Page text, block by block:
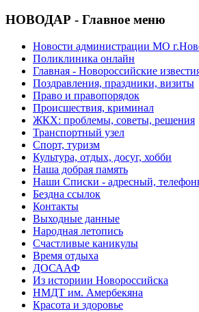
НОВОДАР - Главное меню
Новости администрации МО
Поликлиника онлайн
Главная - Новороссийские
Поздравления, праздники, визиты
Право и правопорядок
Происшествия, криминал
ЖКХ: проблемы, советы, решения
Транспортный узел
Спорт, туризм
Культура, отдых, досуг, хобби
Наша добрая память
Наши Списки - адресный,
Бездна ссылок
Контакты
Выходные данные
Народная летопись
Счастливые каникулы
Время отдыха
ДОСААФ
Из историии Новороссийска
НМДТ им. Амербекяна
Красота и здоровье